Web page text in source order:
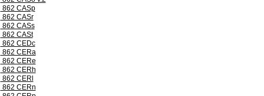
862 CASp
862 CASr
862 CASs
862 CASt
862 CEDc
862 CERa
862 CERe
862 CERh
862 CERl
862 CERn